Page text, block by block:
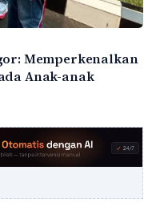
Memperkenalkan
Anak-anak